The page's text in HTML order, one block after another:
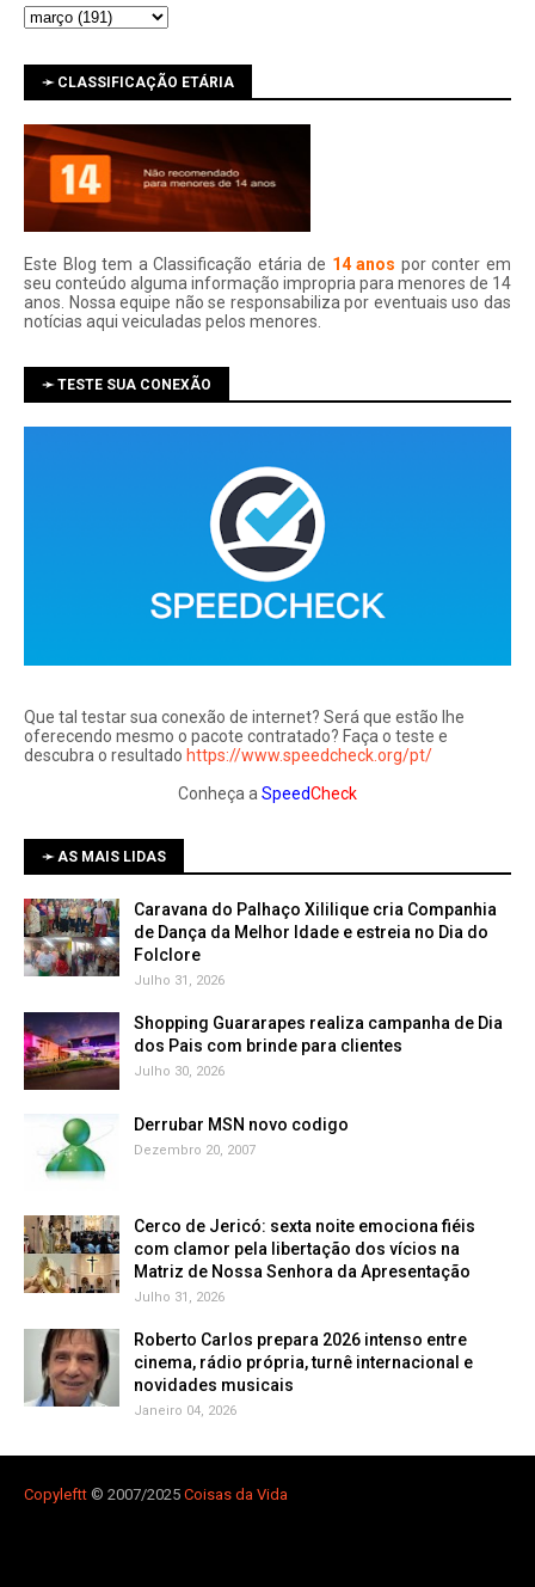
➛ CLASSIFICAÇÃO ETÁRIA
Este Blog tem a Classificação etária de 14 anos por conter em
seu conteúdo alguma informação impropria para menores de 14
anos. Nossa equipe não se responsabiliza por eventuais uso das
notí­cias aqui veiculadas pelos menores.
➛ TESTE SUA CONEXÃO
Que tal testar sua conexão de internet? Será que estão lhe
oferecendo mesmo o pacote contratado? Faça o teste e
descubra o resultado https://www.speedcheck.org/pt/
Conheça a SpeedCheck
➛ AS MAIS LIDAS
Caravana do Palhaço Xililique cria Companhia
de Dança da Melhor Idade e estreia no Dia do
Folclore
Julho 31, 2026
Shopping Guararapes realiza campanha de Dia
dos Pais com brinde para clientes
Julho 30, 2026
Derrubar MSN novo codigo
Dezembro 20, 2007
Cerco de Jericó: sexta noite emociona fiéis
com clamor pela libertação dos vícios na
Matriz de Nossa Senhora da Apresentação
Julho 31, 2026
Roberto Carlos prepara 2026 intenso entre
cinema, rádio própria, turnê internacional e
novidades musicais
Janeiro 04, 2026
Copyleftt © 2007/2025 Coisas da Vida